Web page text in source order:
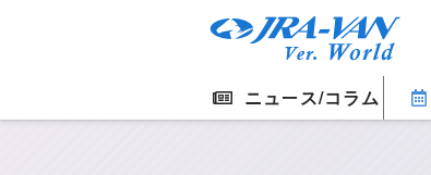
ニュース/コラム